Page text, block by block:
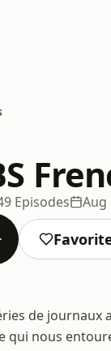
Episodes Aug
de
qui nous